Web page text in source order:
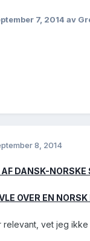
7, 2014 av
8, 2014
AF DANSK-
OVER EN
relevant, vet jeg ikke